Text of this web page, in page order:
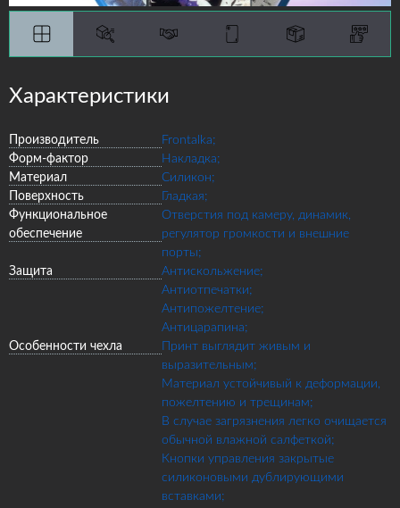
Характеристики
Производитель
Frontalka;
Форм-фактор
Накладка;
Материал
Силикон;
Поверхность
Гладкая;
Функциональное
обеспечение
Отверстия под камеру, динамик,
регулятор громкости и внешние
порты;
Защита
Антискольжение;
Антиотпечатки;
Антипожелтение;
Антицарапина;
Особенности чехла
Принт выглядит живым и
выразительным;
Материал устойчивый к деформации,
пожелтению и трещинам;
В случае загрязнения легко очищается
обычной влажной салфеткой;
Кнопки управления закрытые
силиконовыми дублирующими
вставками;